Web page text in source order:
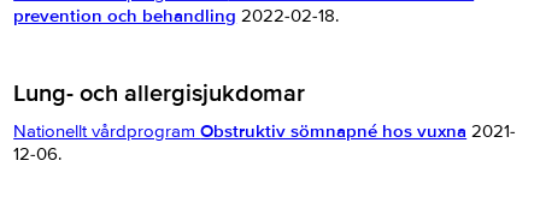
prevention och behandling 2022-02-18.
Lung- och allergisjukdomar
Nationellt vårdprogramObstruktiv sömnapné hos vuxna 2021-
12-06.